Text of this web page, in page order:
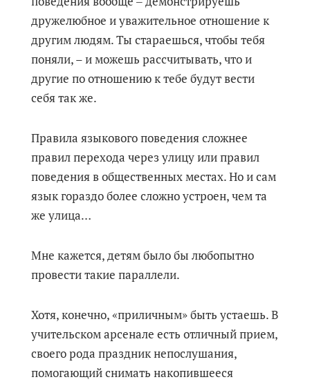
дружелюбное и уважительное отношение к
другим людям. Ты стараешься, чтобы тебя
поняли, – и можешь рассчитывать, что и
другие по отношению к тебе будут вести
себя так же.
Правила языкового поведения сложнее
правил перехода через улицу или правил
поведения в общественных местах. Но и сам
язык гораздо более сложно устроен, чем та
же улица…
Мне кажется, детям было бы любопытно
провести такие параллели.
Хотя, конечно, «приличным» быть устаешь. В
учительском арсенале есть отличный прием,
своего рода праздник непослушания,
помогающий снимать накопившееся